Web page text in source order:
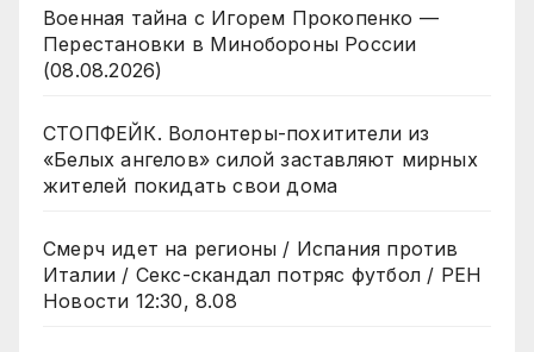
Военная тайна с Игорем Прокопенко —
Перестановки в Минобороны России
(08.08.2026)
СТОПФЕЙК. Волонтеры-похитители из
«Белых ангелов» силой заставляют мирных
жителей покидать свои дома
Смерч идет на регионы / Испания против
Италии / Секс-скандал потряс футбол / РЕН
Новости 12:30, 8.08